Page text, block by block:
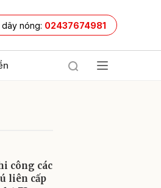
nóng: 02437674981
công các
liên cấp